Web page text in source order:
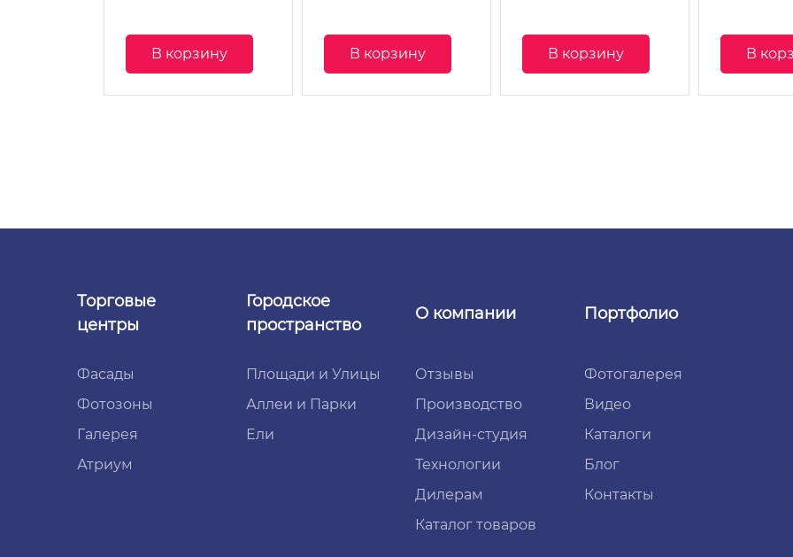
В корзину В корзину В корзину В
Торговые
центры
Фасады
Фотозоны
Галерея
Атриум
Городское
пространство
Площади и Улицы
Аллеи и Парки
Ели
О компании
Отзывы
Производство
Дизайн-студия
Технологии
Дилерам
Каталог товаров
Портфолио
Фотогалерея
Видео
Каталоги
Блог
Контакты